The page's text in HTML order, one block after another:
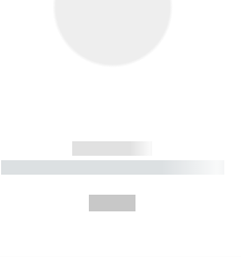
------------
----------- ----------- ----------